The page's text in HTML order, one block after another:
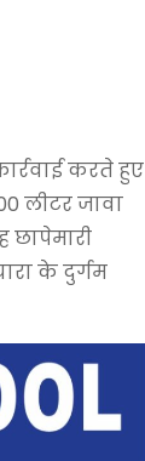
करते हुए
लीटर जावा
छापेमारी
के दुर्गम